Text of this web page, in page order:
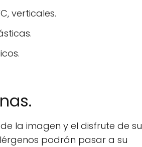
verticales.
la imagen y el disfrute de su
podrán pasar a su